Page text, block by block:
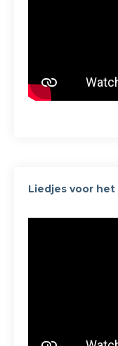
Liedjes voor